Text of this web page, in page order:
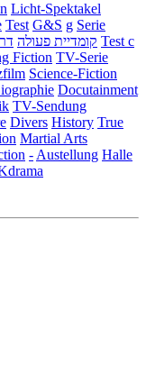
Licht-Spektakel
Test G&S g Serie
קומדיית פעולה Test c
Fiction TV-Serie
Science-Fiction
Docutainment
TV-Sendung
Divers History True
Martial Arts
-Austellung Halle